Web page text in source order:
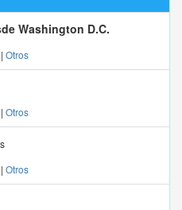
Washington D.C.
| Otros
| Otros
| Otros